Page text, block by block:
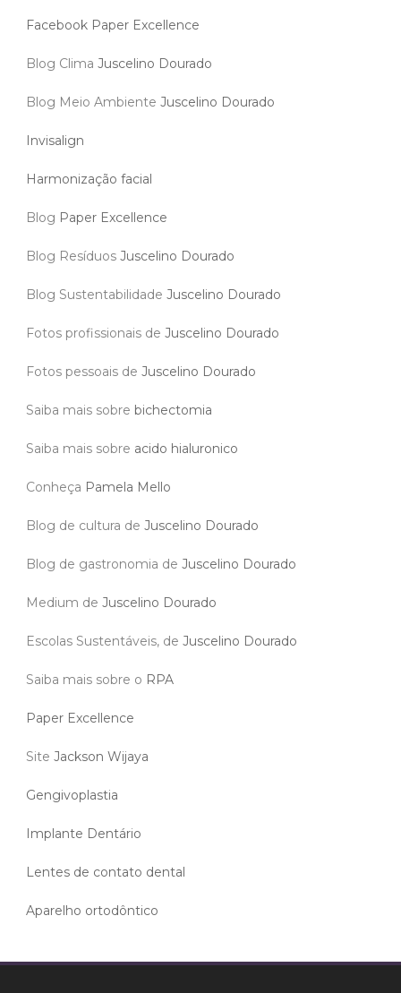
Facebook Paper Excellence
Blog Clima Juscelino Dourado
Blog Meio Ambiente Juscelino Dourado
Invisalign
Harmonização facial
Blog Paper Excellence
Blog Resíduos Juscelino Dourado
Blog Sustentabilidade Juscelino Dourado
Fotos profissionais de Juscelino Dourado
Fotos pessoais de Juscelino Dourado
Saiba mais sobre bichectomia
Saiba mais sobre acido hialuronico
Conheça Pamela Mello
Blog de cultura de Juscelino Dourado
Blog de gastronomia de Juscelino Dourado
Medium de Juscelino Dourado
Escolas Sustentáveis, de Juscelino Dourado
Saiba mais sobre o RPA
Paper Excellence
Site Jackson Wijaya
Gengivoplastia
Implante Dentário
Lentes de contato dental
Aparelho ortodôntico